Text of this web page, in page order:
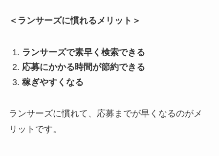
＜ランサーズに慣れるメリット＞
ランサーズで素早く検索できる
応募にかかる時間が節約できる
稼ぎやすくなる
ランサーズに慣れて、応募までが早くなるのがメ
リットです。